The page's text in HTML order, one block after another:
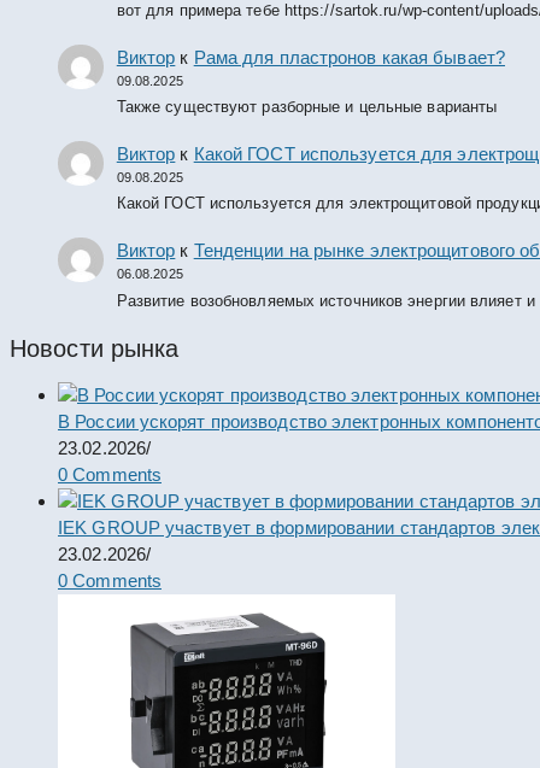
вот для примера тебе https://sartok.ru/wp-content/
Виктор к Рама для пластронов какая бывает?
09.08.2025
Также существуют разборные и цельные варианты
Виктор к Какой ГОСТ используется для
09.08.2025
Какой ГОСТ используется для электрощитовой
Виктор к Тенденции на рынке электрощитового
06.08.2025
Развитие возобновляемых источников энергии влияет
Новости рынка
В России ускорят производство электронных
23.02.2026/
0 Comments
IEK GROUP участвует в формировании стандартов
23.02.2026/
0 Comments